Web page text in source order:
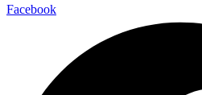
Facebook